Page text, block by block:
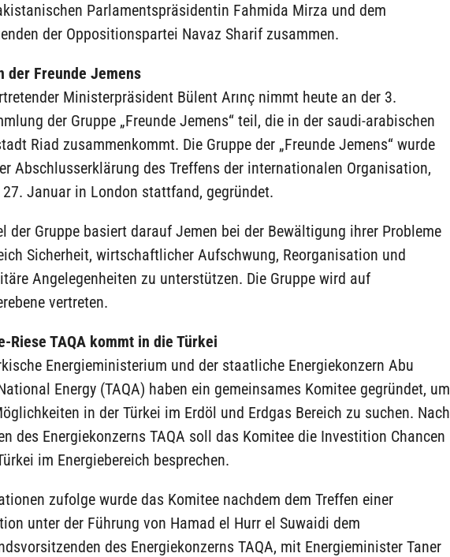
Parlamentspräsidentin Fahmida Mirza und dem
der Oppositionspartei Navaz Sharif zusammen.
der Freunde Jemens
Ministerpräsident Bülent Arınç nimmt heute an der 3.
der Gruppe „Freunde Jemens“ teil, die in der saudi-arabischen
Riad zusammenkommt. Die Gruppe der „Freunde Jemens“ wurde
Abschlusserklärung des Treffens der internationalen Organisation,
Januar in London stattfand, gegründet.
der Gruppe basiert darauf Jemen bei der Bewältigung ihrer Probleme
Sicherheit, wirtschaftlicher Aufschwung, Reorganisation und
Angelegenheiten zu unterstützen. Die Gruppe wird auf
vertreten.
Riese TAQA kommt in die Türkei
Energieministerium und der staatliche Energiekonzern Abu
Energy (TAQA) haben ein gemeinsames Komitee gegründet, um
in der Türkei im Erdöl und Erdgas Bereich zu suchen. Nach
des Energiekonzerns TAQA soll das Komitee die Investition Chancen
im Energiebereich besprechen.
zufolge wurde das Komitee nachdem dem Treffen einer
unter der Führung von Hamad el Hurr el Suwaidi dem
des Energiekonzerns TAQA, mit Energieminister Taner